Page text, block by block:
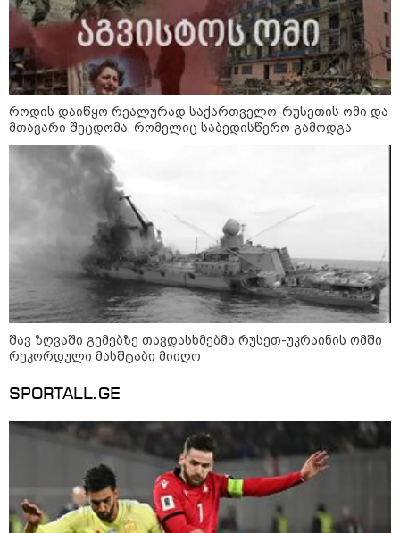
მსოფლიო სასიცოცხლოდ
მნიშვნელოვანი პროდუქტის
დეფიციტის წინაშე დგას
კონფლიქტები
12:46 / 07-08-2026
როდის დაიწყო რეალურად საქართველო-რუსეთის ომი და
მთავარი შეცდომა, რომელიც საბედისწერო გამოდგა
შავ ზღვაში გემებზე თავდასხმებმა რუსეთ-უკრაინის ომში
რეკორდული მასშტაბი მიიღო
SPORTALL.GE